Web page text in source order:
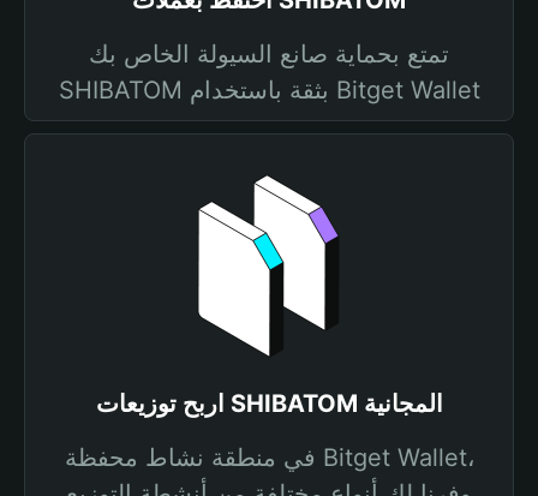
تمتع بحماية صانع السيولة الخاص بك
SHIBATOM بثقة باستخدام Bitget Wallet
اربح توزيعات SHIBATOM المجانية
في منطقة نشاط محفظة Bitget Wallet،